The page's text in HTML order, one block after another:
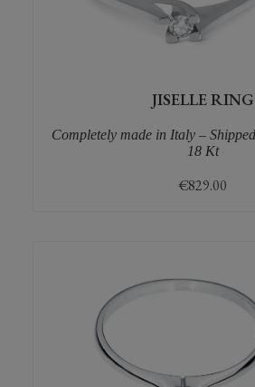
JISELLE RING
Completely made in Italy –
18 Kt
€829.00